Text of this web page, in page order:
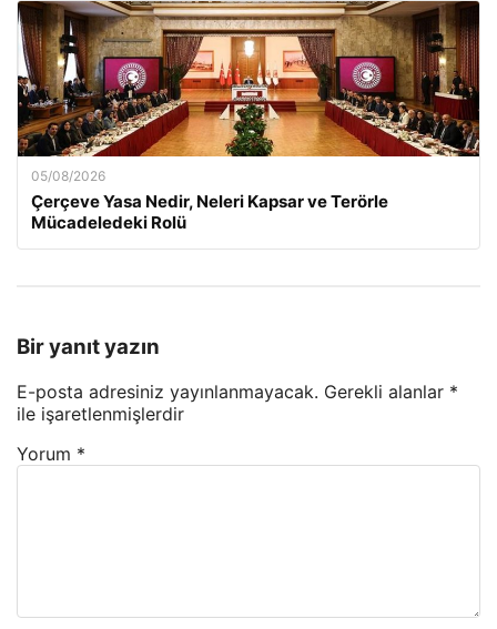
05/08/2026
Çerçeve Yasa Nedir, Neleri Kapsar ve Terörle
Mücadeledeki Rolü
Bir yanıt yazın
E-posta adresiniz yayınlanmayacak. Gerekli alanlar *
ile işaretlenmişlerdir
Yorum *